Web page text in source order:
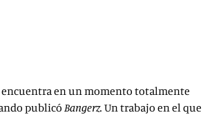
encuentra en un momento totalmente
publicó Bangerz. Un trabajo en el que